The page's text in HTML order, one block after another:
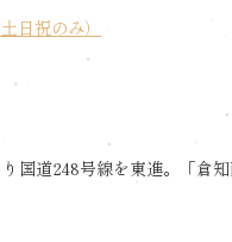
日祝のみ）
国道248号線を東進。「倉